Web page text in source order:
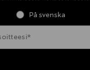
På svenska